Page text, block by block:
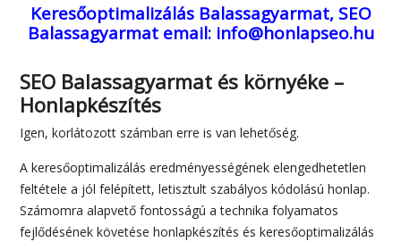
Keresőoptimalizálás Balassagyarmat, SEO
Balassagyarmat email: info@honlapseo.hu
SEO Balassagyarmat és környéke –
Honlapkészítés
Igen, korlátozott számban erre is van lehetőség.
A keresőoptimalizálás eredményességének elengedhetetlen
feltétele a jól felépített, letisztult szabályos kódolású honlap.
Számomra alapvető fontosságú a technika folyamatos
fejlődésének követése honlapkészítés és keresőoptimalizálás